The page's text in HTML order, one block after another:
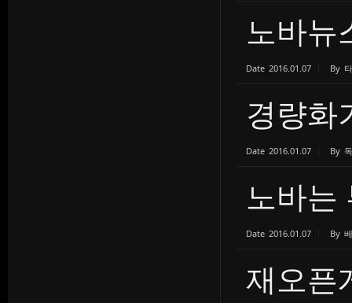
노바뉴
Date 2016.01.07 By
경량화
Date 2016.01.07 By
노바는
Date 2016.01.07 By
재오픈